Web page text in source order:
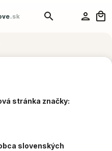
stránka značky:
slovenských